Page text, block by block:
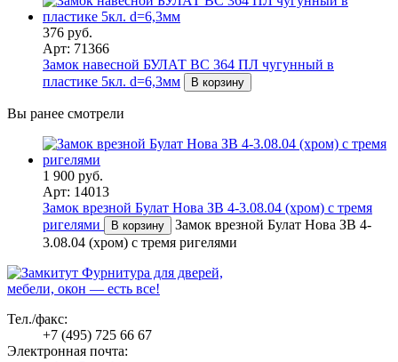
376 руб.
Арт: 71366
Замок навесной БУЛАТ ВС 364 ПЛ чугунный в
пластике 5кл. d=6,3мм
В корзину
Вы ранее смотрели
1 900 руб.
Арт: 14013
Замок врезной Булат Нова ЗВ 4-3.08.04 (хром) с тремя
ригелями
В корзину
Замок врезной Булат Нова ЗВ 4-
3.08.04 (хром) с тремя ригелями
Фурнитура для дверей,
мебели, окон — есть все!
Тел./факс:
+7 (495) 725 66 67
Электронная почта: